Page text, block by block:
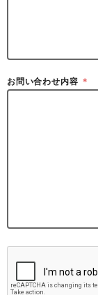
お問い合わせ内容 ＊